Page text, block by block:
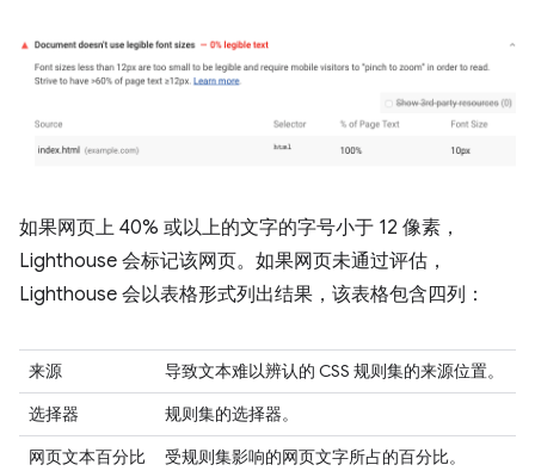
如果网页上 40% 或以上的文字的字号小于 12 像素，
Lighthouse 会标记该网页。如果网页未通过评估，
Lighthouse 会以表格形式列出结果，该表格包含四列：
来源
导致文本难以辨认的 CSS 规则集的来源位置。
选择器
规则集的选择器。
网页文本百分比
受规则集影响的网页文字所占的百分比。